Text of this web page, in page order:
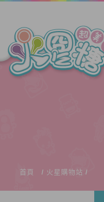
首頁 火星購物站